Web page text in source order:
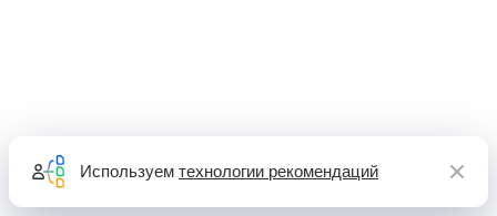
Используем технологии рекомендаций